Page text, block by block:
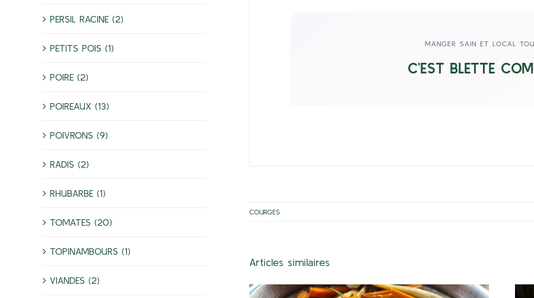
MANGER SAIN ET LOCAL
C’EST BLETTE
COURGES
Articles similaires
PERSIL RACINE (2)
PETITS POIS (1)
POIRE (2)
POIREAUX (13)
POIVRONS (9)
RADIS (2)
RHUBARBE (1)
TOMATES (20)
TOPINAMBOURS (1)
VIANDES (2)